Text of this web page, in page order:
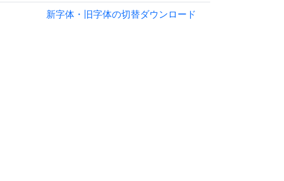
新字体・旧字体の切替ダウンロード